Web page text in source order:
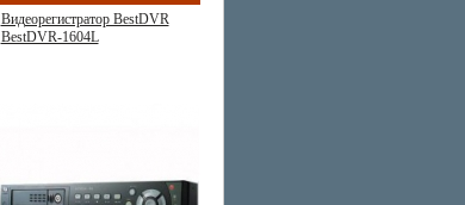
Видеорегистратор BestDVR
BestDVR-1604L